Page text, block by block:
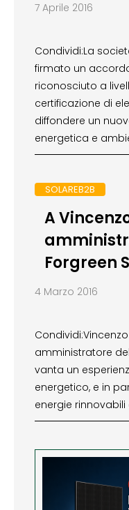
7 Aprile 2016
Condividi:La
firmato un
riconosciuto a
certificazione di
diffondere un
energetica e
SOLAREB2B
A
Forgreen
4 Marzo 2016
amministratore
vanta un
energetico, e in
energie